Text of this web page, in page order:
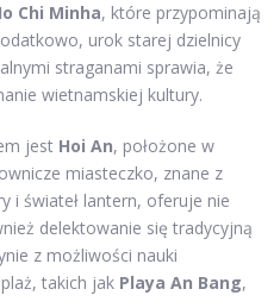
Chi Minha, które przypominają
urok starej dzielnicy
straganami sprawia, że
wietnamskiej kultury.
jest Hoi An, położone w
miasteczko, znane z
i świateł lantern, oferuje nie
delektowanie się tradycyjną
z możliwości nauki
takich jak Playa An Bang,